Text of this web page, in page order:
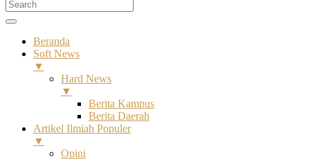
Beranda
Soft News
▼
Hard News
▼
Berita Kampus
Berita Daerah
Artikel Ilmiah Populer
▼
Opini